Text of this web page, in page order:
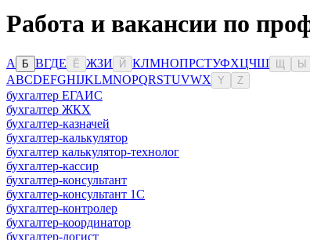
Работа и вакансии по
А Б ВГДЕ Ё ЖЗИ Й КЛМНОПРСТУФХЦЧШ Ы
ABCDEFGHIJKLMNOPQRSTUVWX Y Z
бухгалтер ЕГАИС
бухгалтер ЖКХ
бухгалтер-казначей
бухгалтер-калькулятор
бухгалтер калькулятор-технолог
бухгалтер-кассир
бухгалтер-консультант
бухгалтер-консультант 1С
бухгалтер-контролер
бухгалтер-координатор
бухгалтер-логист